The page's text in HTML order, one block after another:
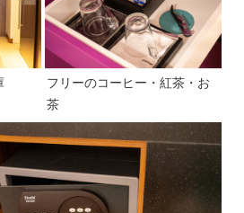
フリーのコーヒー・紅茶・お
茶